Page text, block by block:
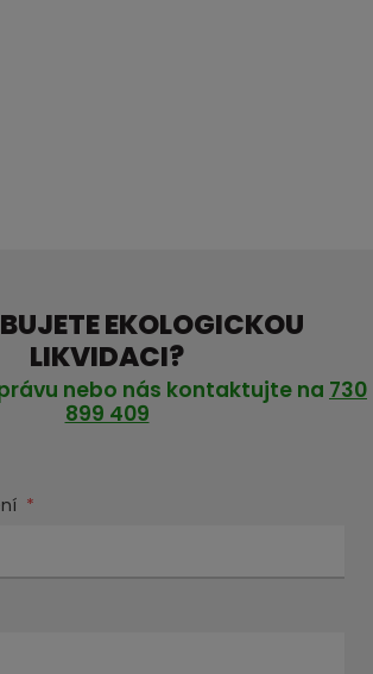
EKOLOGICKOU
LIKVIDACI?
nebo nás kontaktujte na 730
899 409
*